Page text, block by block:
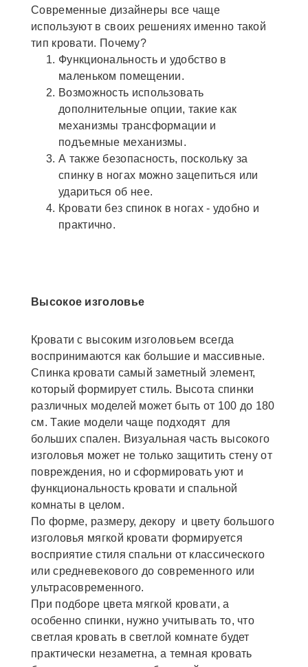
Современные дизайнеры все чаще
используют в своих решениях именно такой
тип кровати. Почему?
Функциональность и удобство в
маленьком помещении.
Возможность использовать
дополнительные опции, такие как
механизмы трансформации и
подъемные механизмы.
А также безопасность, поскольку за
спинку в ногах можно зацепиться или
удариться об нее.
Кровати без спинок в ногах - удобно и
практично.
Высокое изголовье
Кровати с высоким изголовьем всегда
воспринимаются как большие и массивные.
Спинка кровати самый заметный элемент,
который формирует стиль. Высота спинки
различных моделей может быть от 100 до 180
см. Такие модели чаще подходят для
больших спален. Визуальная часть высокого
изголовья может не только защитить стену от
повреждения, но и сформировать уют и
функциональность кровати и спальной
комнаты в целом.
По форме, размеру, декору и цвету большого
изголовья мягкой кровати формируется
восприятие стиля спальни от классического
или средневекового до современного или
ультрасовременного.
При подборе цвета мягкой кровати, а
особенно спинки, нужно учитывать то, что
светлая кровать в светлой комнате будет
практически незаметна, а темная кровать